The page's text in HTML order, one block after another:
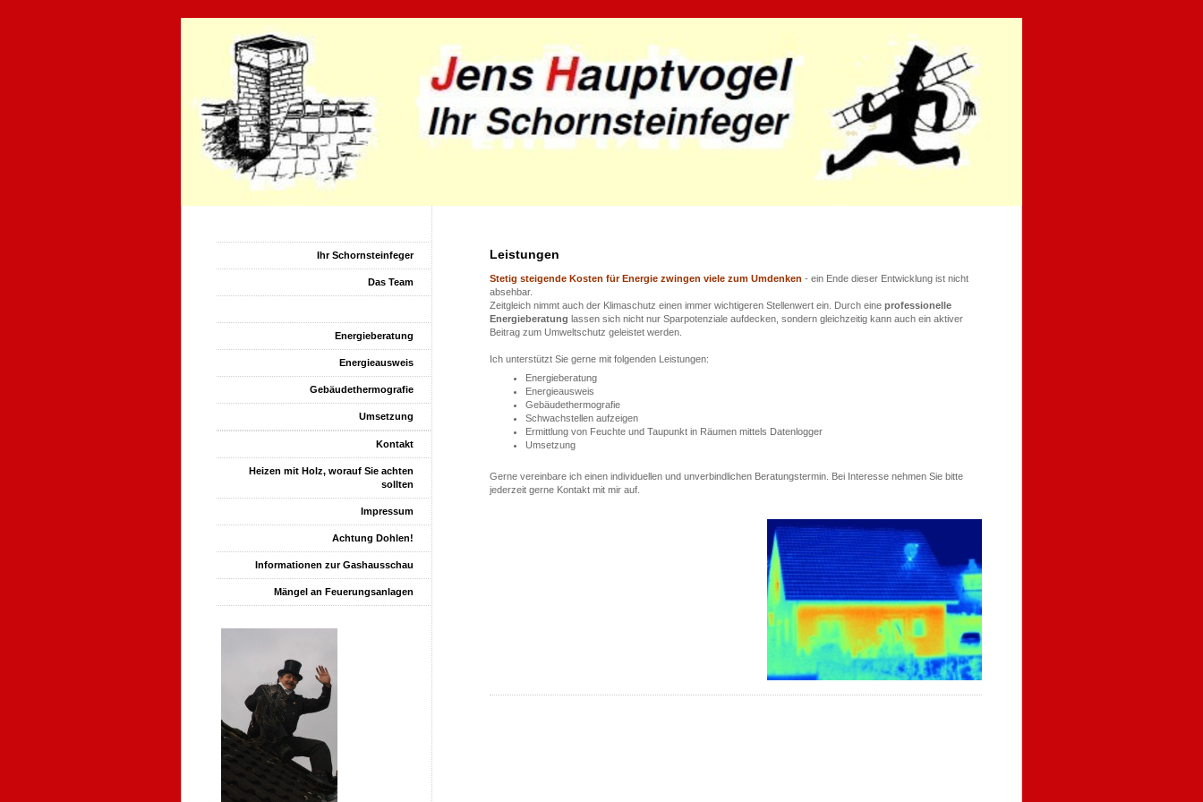
Leistungen
Stetig steigende Kosten für Energie zwingen viele zum Umdenken - ein Ende dieser Entwicklung ist nicht
absehbar.
Zeitgleich nimmt auch der Klimaschutz einen immer wichtigeren Stellenwert ein. Durch eine professionelle
Energieberatung lassen sich nicht nur Sparpotenziale aufdecken, sondern gleichzeitig kann auch ein aktiver
Beitrag zum Umweltschutz geleistet werden.
Ich unterstützt Sie gerne mit folgenden Leistungen:
Energieberatung
Energieausweis
Gebäudethermografie
Schwachstellen aufzeigen
Ermittlung von Feuchte und Taupunkt in Räumen mittels Datenlogger
Umsetzung
Gerne vereinbare ich einen individuellen und unverbindlichen Beratungstermin. Bei Interesse nehmen Sie bitte
jederzeit gerne Kontakt mit mir auf.
Ihr Schornsteinfeger
Das Team
Energieberatung
Energieausweis
Gebäudethermografie
Umsetzung
Kontakt
Heizen mit Holz, worauf Sie achten
sollten
Impressum
Achtung Dohlen!
Informationen zur Gashausschau
Mängel an Feuerungsanlagen